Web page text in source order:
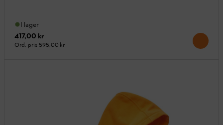
I lager
417,00 kr
Ord. pris 595,00 kr